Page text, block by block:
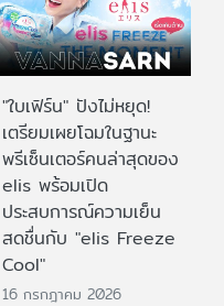
"ใบเฟิร์น" ปังไม่หยุด!
เตรียมเผยโฉมในฐานะ
พรีเซ็นเตอร์คนล่าสุดของ
elis พร้อมเปิด
ประสบการณ์ความเย็น
สดชื่นกับ "elis Freeze
Cool"
16 กรกฎาคม 2026